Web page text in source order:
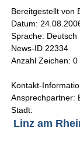
Bereitgestellt von
Datum:
Sprache: Deutsch
News-ID 22334
Anzahl Zeichen: 0
Kontakt-
Ansprechpartner:
Stadt:
Linz am